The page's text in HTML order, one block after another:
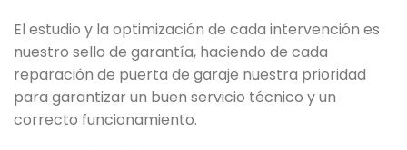
El estudio y la optimización de cada intervención es
nuestro sello de garantía, haciendo de cada
reparación de puerta de garaje nuestra prioridad
para garantizar un buen servicio técnico y un
correcto funcionamiento.